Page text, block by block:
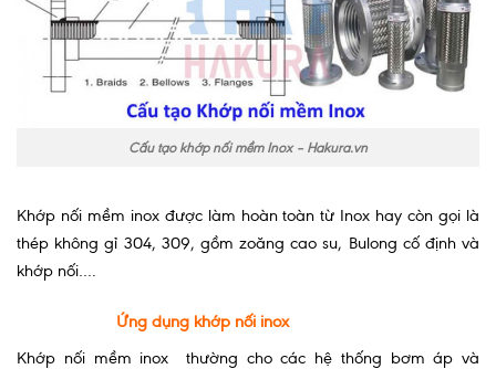
Cấu tạo khớp nối mềm Inox – Hakura.vn
Khớp nối mềm inox được làm hoàn toàn từ Inox hay còn gọi là
thép không gỉ 304, 309, gồm zoăng cao su, Bulong cố định và
khớp nối….
Ứng dụng khớp nối inox
Khớp nối mềm inox thường cho các hệ thống bơm áp và